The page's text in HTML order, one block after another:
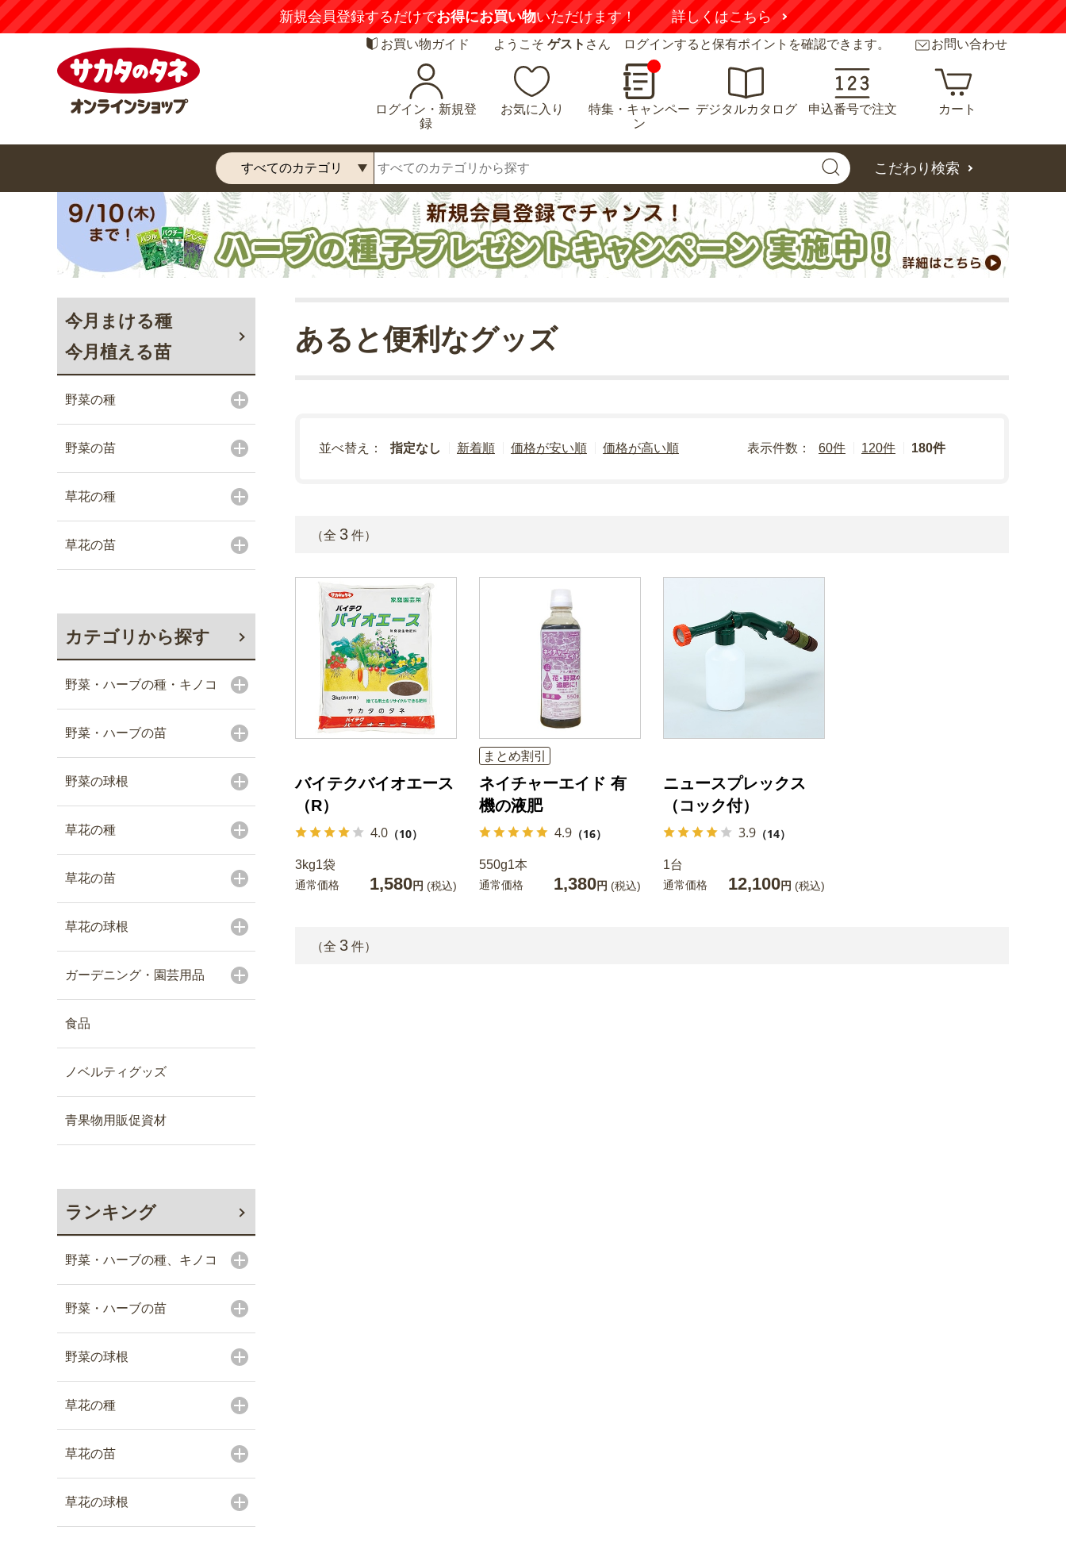
新規会員登録するだけでお得にお買い物いただけます！ 詳しくはこちら
お買い物ガイド ようこそ ゲスト さん ログインすると保有ポイントを確認できます。 お問い合わせ
ログイン・新規登
録
お気に入り
特集・キャンペー
ン
デジタルカタログ 申込番号で注文 カート
こだわり検索
今月まける種
今月植える苗
野菜の種
野菜の苗
草花の種
草花の苗
カテゴリから探す
野菜・ハーブの種・キノコ
野菜・ハーブの苗
野菜の球根
草花の種
草花の苗
草花の球根
ガーデニング・園芸用品
食品
ノベルティグッズ
青果物用販促資材
ランキング
野菜・ハーブの種、キノコ
野菜・ハーブの苗
野菜の球根
草花の種
草花の苗
草花の球根
あると便利なグッズ
並べ替え： 指定なし 新着順 価格が安い順 価格が高い順 表示件数： 60件 120件 180件
（全 3 件）
バイテクバイオエース
（R）
4.0 （10）
3kg1袋
通常価格 1,580円 (税込)
まとめ割引
ネイチャーエイド 有
機の液肥
4.9 （16）
550g1本
通常価格 1,380円 (税込)
ニュースプレックス
（コック付）
3.9 （14）
1台
通常価格 12,100円 (税込)
（全 3 件）